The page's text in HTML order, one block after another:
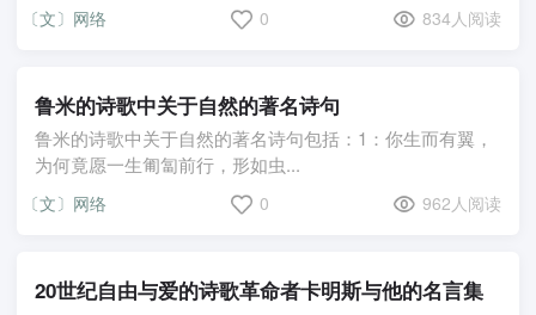
〔文〕网络 0 834人阅读
鲁米的诗歌中关于自然的著名诗句
鲁米的诗歌中关于自然的著名诗句包括：1：你生而有翼，
为何竟愿一生匍匐前行，形如虫...
〔文〕网络 0 962人阅读
20世纪自由与爱的诗歌革命者卡明斯与他的名言集